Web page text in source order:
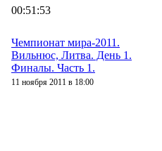
00:51:53
Чемпионат мира-2011.
Вильнюс, Литва. День 1.
Финалы. Часть 1.
11 ноября 2011 в 18:00